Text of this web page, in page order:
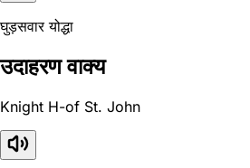
घुड़सवार योद्धा
उदाहरण वाक्य
Knight H-of St. John